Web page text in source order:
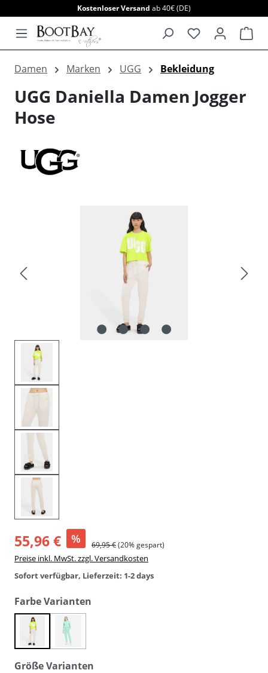
Kostenloser Versand ab 40€ (DE)
Damen Marken UGG Bekleidung
UGG Daniella Damen Jogger
Hose
55,96 € % 69,95 €(20% gespart)
Preise inkl. MwSt. zzgl. Versandkosten
Sofort verfügbar, Lieferzeit: 1-2 days
Farbe Varianten
nimbuspale emerald
(Diese Option ist zurzeit nicht verfügbar.)
Größe Varianten